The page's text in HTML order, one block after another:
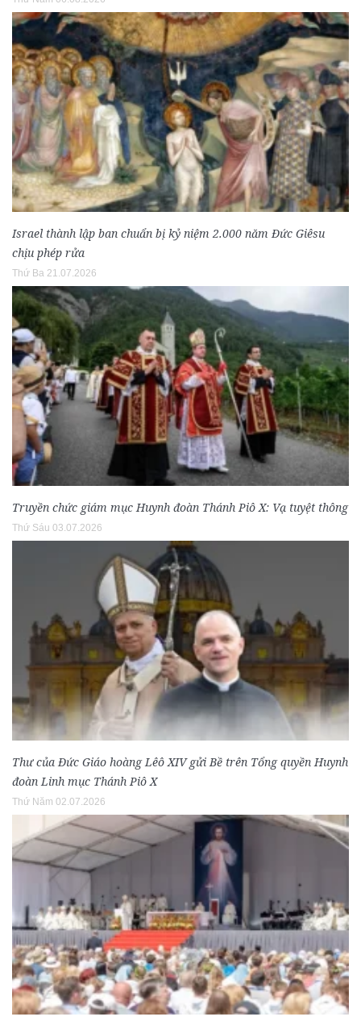
Israel thành lập ban chuẩn bị kỷ niệm 2.000 năm Đức Giêsu
chịu phép rửa
Thứ Ba 21.07.2026
Truyền chức giám mục Huynh đoàn Thánh Piô X: Vạ tuyệt thông
Thứ Sáu 03.07.2026
Thư của Đức Giáo hoàng Lêô XIV gửi Bề trên Tổng quyền Huynh
đoàn Linh mục Thánh Piô X
Thứ Năm 02.07.2026